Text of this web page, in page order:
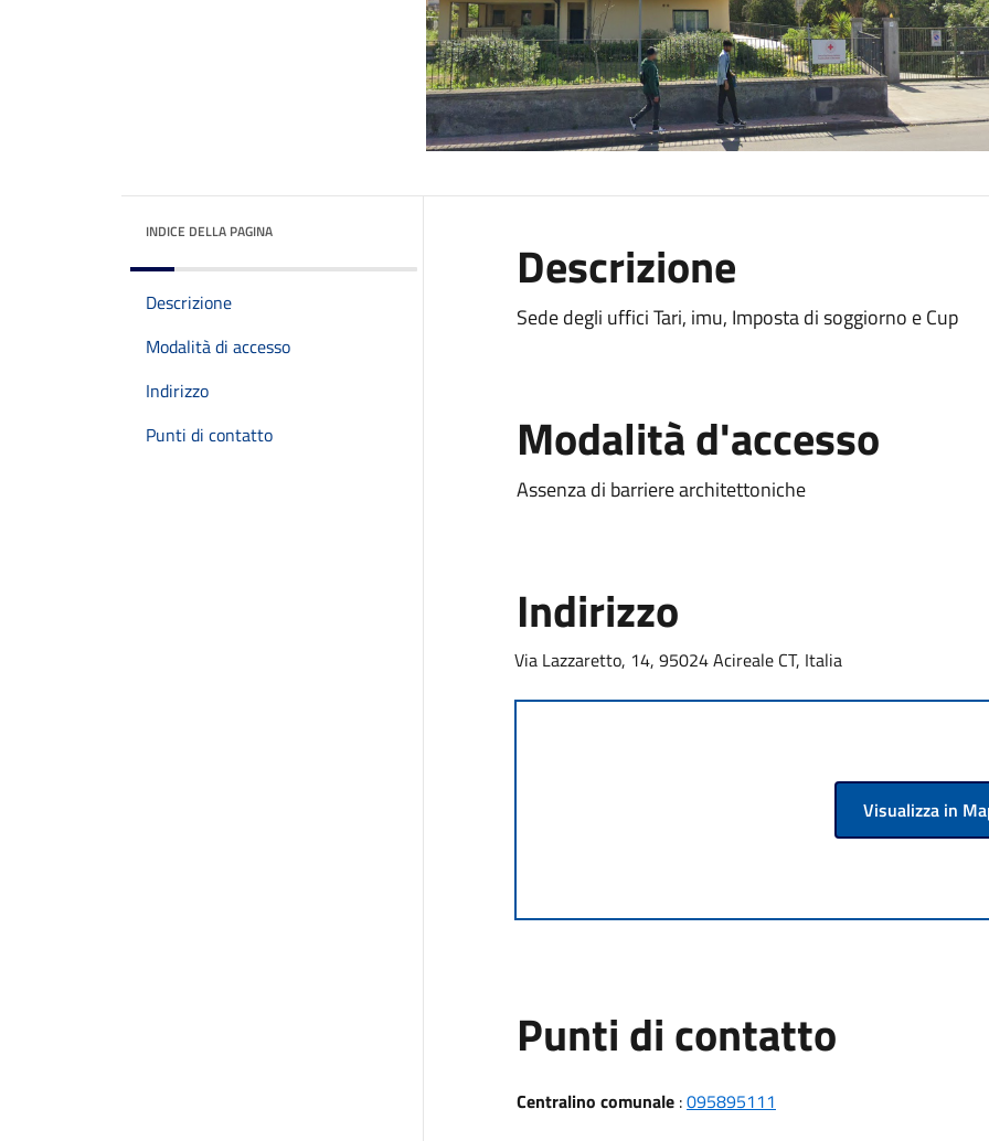
INDICE DELLA PAGINA
Descrizione
Modalità di accesso
Indirizzo
Punti di contatto
Descrizione
Sede degli uffici Tari, imu, Imposta di soggiorno e Cup
Modalità d'accesso
Assenza di barriere architettoniche
Indirizzo
Via Lazzaretto, 14, 95024 Acireale CT, Italia
Visualizza in
Punti di contatto
Centralino comunale:095895111